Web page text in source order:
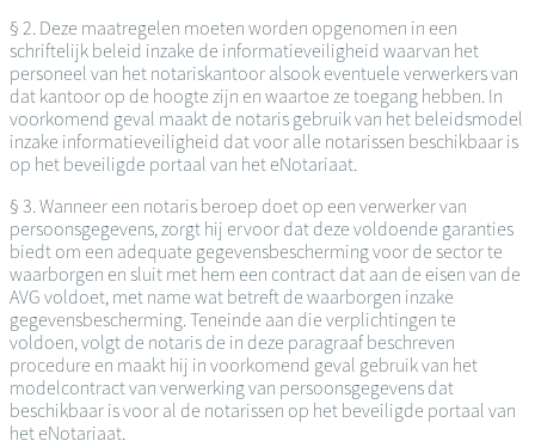
§ 2. Deze maatregelen moeten worden opgenomen in een
schriftelijk beleid inzake de informatieveiligheid waarvan het
personeel van het notariskantoor alsook eventuele verwerkers van
dat kantoor op de hoogte zijn en waartoe ze toegang hebben. In
voorkomend geval maakt de notaris gebruik van het beleidsmodel
inzake informatieveiligheid dat voor alle notarissen beschikbaar is
op het beveiligde portaal van het eNotariaat.
§ 3. Wanneer een notaris beroep doet op een verwerker van
persoonsgegevens, zorgt hij ervoor dat deze voldoende garanties
biedt om een adequate gegevensbescherming voor de sector te
waarborgen en sluit met hem een contract dat aan de eisen van de
AVG voldoet, met name wat betreft de waarborgen inzake
gegevensbescherming. Teneinde aan die verplichtingen te
voldoen, volgt de notaris de in deze paragraaf beschreven
procedure en maakt hij in voorkomend geval gebruik van het
modelcontract van verwerking van persoonsgegevens dat
beschikbaar is voor al de notarissen op het beveiligde portaal van
het eNotariaat.